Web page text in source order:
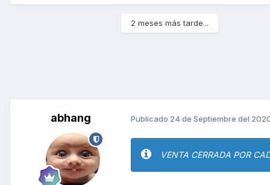
2 meses más tarde...
abhang Publicado 24 de Septiembre del
VENTA CERRADA POR